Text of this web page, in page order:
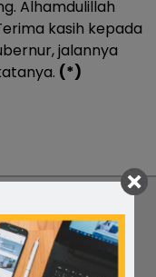
Alhamdulillah
kasih kepada
jalannya
(*)